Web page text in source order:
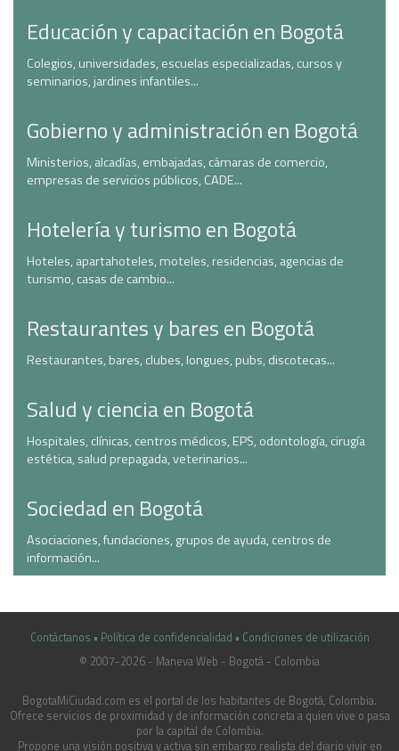
Educación y capacitación en Bogotá
Colegios, universidades, escuelas especializadas, cursos y
seminarios, jardines infantiles...
Gobierno y administración en Bogotá
Ministerios, alcadías, embajadas, cámaras de comercio,
empresas de servicios públicos, CADE...
Hotelería y turismo en Bogotá
Hoteles, apartahoteles, moteles, residencias, agencias de
turismo, casas de cambio...
Restaurantes y bares en Bogotá
Restaurantes, bares, clubes, longues, pubs, discotecas...
Salud y ciencia en Bogotá
Hospitales, clínicas, centros médicos, EPS, odontología, cirugía
estética, salud prepagada, veterinarios...
Sociedad en Bogotá
Asociaciones, fundaciones, grupos de ayuda, centros de
información...
Contáctanos • Política de confidencialidad • Condiciones de utilización
© 2007-2026 - Maneva Web - Bogotá - Colombia
casinoluck.ca
BogotaMiCiudad.com es el portal de los habitantes de Bogotá, Colombia.
Ofrece servicios de proximidad y de información concreta a quien vive o pasa
por la capital de Colombia.
Propone una visión positiva y activa sin embargo realista del diario vivir en